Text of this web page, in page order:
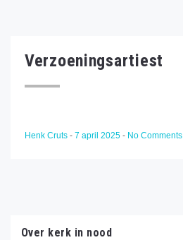
Verzoeningsartiest
Henk Cruts - 7 april 2025 - No Comments
Over kerk in nood